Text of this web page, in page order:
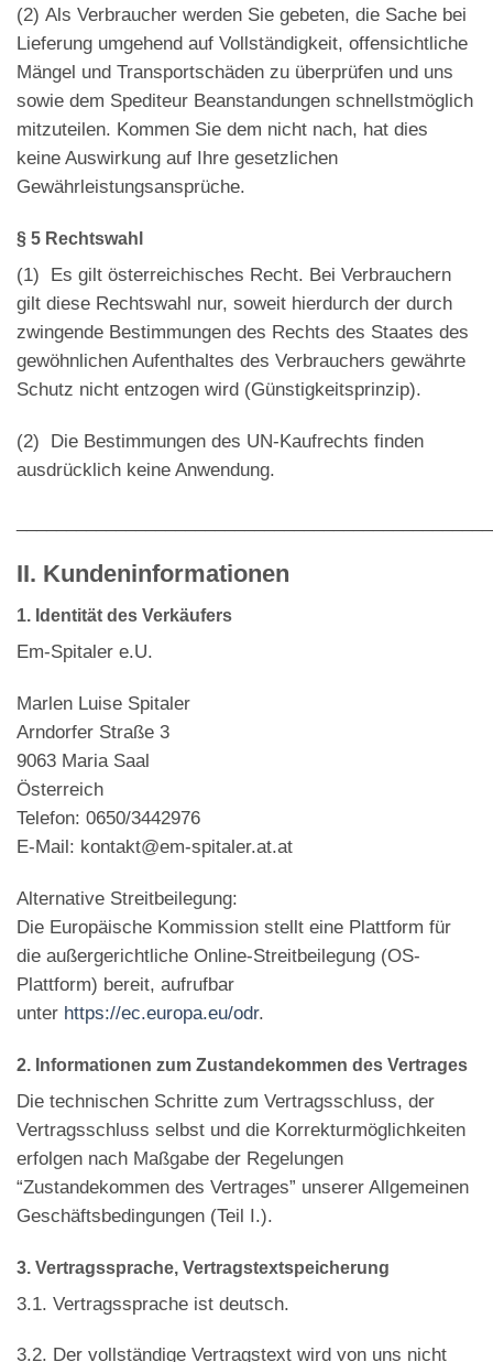
(2) Als Verbraucher werden Sie gebeten, die Sache bei
Lieferung umgehend auf Vollständigkeit, offensichtliche
Mängel und Transportschäden zu überprüfen und uns
sowie dem Spediteur Beanstandungen schnellstmöglich
mitzuteilen. Kommen Sie dem nicht nach, hat dies
keine Auswirkung auf Ihre gesetzlichen
Gewährleistungsansprüche.
§ 5 Rechtswahl
(1)
Es gilt österreichisches Recht. Bei Verbrauchern
gilt diese Rechtswahl nur, soweit hierdurch der durch
zwingende Bestimmungen des Rechts des Staates des
gewöhnlichen Aufenthaltes des Verbrauchers gewährte
Schutz nicht entzogen wird (Günstigkeitsprinzip).
(2) Die Bestimmungen des UN-Kaufrechts finden
ausdrücklich keine Anwendung.
II. Kundeninformationen
1. Identität des Verkäufers
Em-Spitaler e.U.
Marlen Luise Spitaler
Arndorfer Straße 3
9063 Maria Saal
Österreich
Telefon: 0650/3442976
E-Mail: kontakt@em-spitaler.at.at
Alternative Streitbeilegung:
Die Europäische Kommission stellt eine Plattform für
die außergerichtliche Online-Streitbeilegung (OS-
Plattform) bereit, aufrufbar
unter https://ec.europa.eu/odr.
2. Informationen zum Zustandekommen des Vertrages
Die technischen Schritte zum Vertragsschluss, der
Vertragsschluss selbst und die Korrekturmöglichkeiten
erfolgen nach Maßgabe der Regelungen
“Zustandekommen des Vertrages” unserer Allgemeinen
Geschäftsbedingungen (Teil I.).
3. Vertragssprache, Vertragstextspeicherung
3.1. Vertragssprache ist deutsch.
3.2. Der vollständige Vertragstext wird von uns nicht